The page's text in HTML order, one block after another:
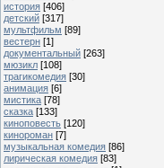
история [406]
детский [317]
мультфильм [89]
вестерн [1]
документальный [263]
мюзикл [108]
трагикомедия [30]
анимация [6]
мистика [78]
сказка [133]
киноповесть [120]
кинороман [7]
музыкальная комедия [86]
лирическая комедия [83]